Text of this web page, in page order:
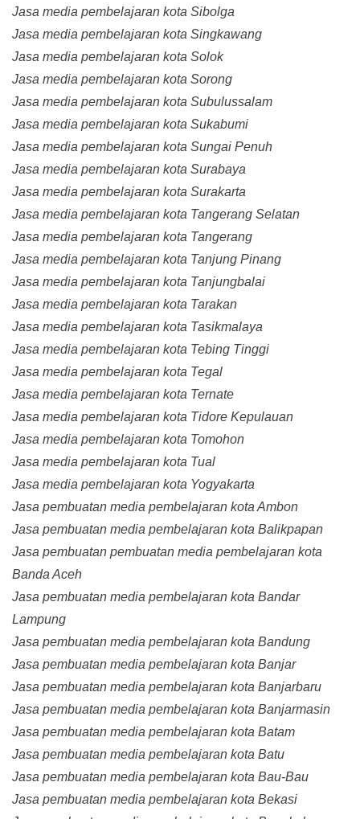
Jasa media pembelajaran kota Sibolga
Jasa media pembelajaran kota Singkawang
Jasa media pembelajaran kota Solok
Jasa media pembelajaran kota Sorong
Jasa media pembelajaran kota Subulussalam
Jasa media pembelajaran kota Sukabumi
Jasa media pembelajaran kota Sungai Penuh
Jasa media pembelajaran kota Surabaya
Jasa media pembelajaran kota Surakarta
Jasa media pembelajaran kota Tangerang Selatan
Jasa media pembelajaran kota Tangerang
Jasa media pembelajaran kota Tanjung Pinang
Jasa media pembelajaran kota Tanjungbalai
Jasa media pembelajaran kota Tarakan
Jasa media pembelajaran kota Tasikmalaya
Jasa media pembelajaran kota Tebing Tinggi
Jasa media pembelajaran kota Tegal
Jasa media pembelajaran kota Ternate
Jasa media pembelajaran kota Tidore Kepulauan
Jasa media pembelajaran kota Tomohon
Jasa media pembelajaran kota Tual
Jasa media pembelajaran kota Yogyakarta
Jasa pembuatan media pembelajaran kota Ambon
Jasa pembuatan media pembelajaran kota Balikpapan
Jasa pembuatan pembuatan media pembelajaran kota
Banda Aceh
Jasa pembuatan media pembelajaran kota Bandar
Lampung
Jasa pembuatan media pembelajaran kota Bandung
Jasa pembuatan media pembelajaran kota Banjar
Jasa pembuatan media pembelajaran kota Banjarbaru
Jasa pembuatan media pembelajaran kota Banjarmasin
Jasa pembuatan media pembelajaran kota Batam
Jasa pembuatan media pembelajaran kota Batu
Jasa pembuatan media pembelajaran kota Bau-Bau
Jasa pembuatan media pembelajaran kota Bekasi